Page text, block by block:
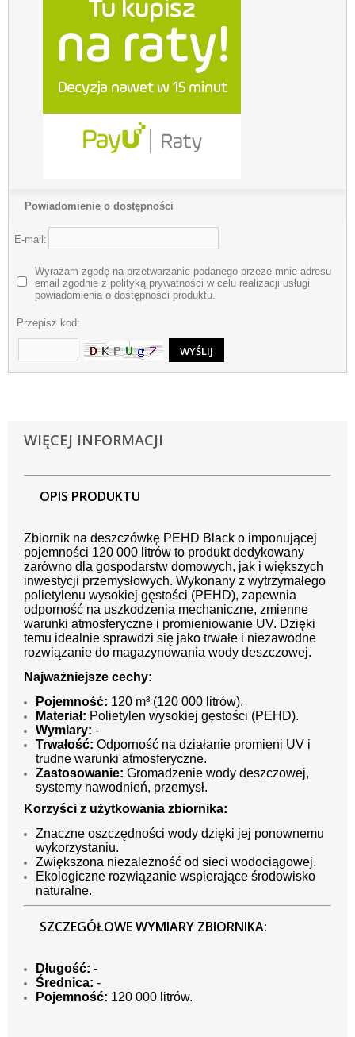
Powiadomienie o dostępności
E-mail:
Wyrażam zgodę na przetwarzanie podanego przeze mnie adresu
email zgodnie z polityką prywatności w celu realizacji usługi
powiadomienia o dostępności produktu.
Przepisz kod:
WIĘCEJ INFORMACJI
OPIS PRODUKTU
Zbiornik na deszczówkę PEHD Black o imponującej
pojemności 120 000 litrów to produkt dedykowany
zarówno dla gospodarstw domowych, jak i większych
inwestycji przemysłowych. Wykonany z wytrzymałego
polietylenu wysokiej gęstości (PEHD), zapewnia
odporność na uszkodzenia mechaniczne, zmienne
warunki atmosferyczne i promieniowanie UV. Dzięki
temu idealnie sprawdzi się jako trwałe i niezawodne
rozwiązanie do magazynowania wody deszczowej.
Najważniejsze cechy:
Pojemność: 120 m³ (120 000 litrów).
Materiał: Polietylen wysokiej gęstości (PEHD).
Wymiary: -
Trwałość: Odporność na działanie promieni UV i
trudne warunki atmosferyczne.
Zastosowanie: Gromadzenie wody deszczowej,
systemy nawodnień, przemysł.
Korzyści z użytkowania zbiornika:
Znaczne oszczędności wody dzięki jej ponownemu
wykorzystaniu.
Zwiększona niezależność od sieci wodociągowej.
Ekologiczne rozwiązanie wspierające środowisko
naturalne.
SZCZEGÓŁOWE WYMIARY ZBIORNIKA:
Długość: -
Średnica: -
Pojemność: 120 000 litrów.